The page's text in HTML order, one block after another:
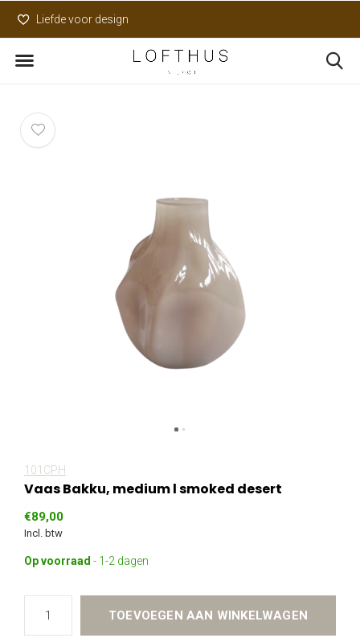
Liefde voor design
101CPH
Vaas Bakku, medium l smoked desert
€89,00
Incl. btw
Op voorraad - 1-2 dagen
TOEVOEGEN AAN WINKELWAGEN